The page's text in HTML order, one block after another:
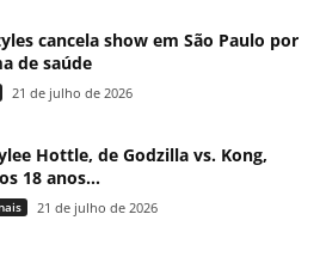
cancela show em São Paulo por
de saúde
21 de julho de 2026
Hottle, de Godzilla vs. Kong,
18 anos...
21 de julho de 2026